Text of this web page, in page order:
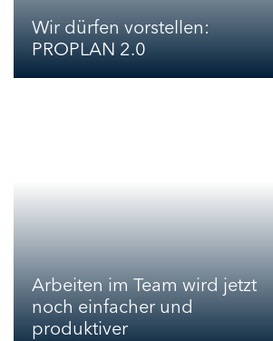
Wir dürfen vorstellen:
PROPLAN 2.0
Arbeiten im Team wird jetzt
noch einfacher und
produktiver